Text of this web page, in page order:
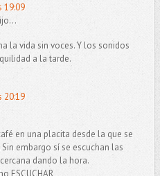
19:09
la vida sin voces. Y los sonidos
a la tarde.
20:19
en una placita desde la que se
embargo sí se escuchan las
dando la hora.